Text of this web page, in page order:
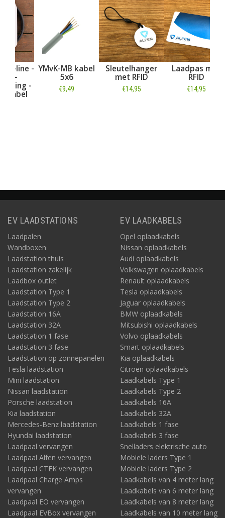
YMvK-MB kabel
Sleutelhanger
met RFID
Laadpas met
EV LAADSTATIONS
Laadpalen
Wandboxen
Laadstation thuis
Laadstation zakelijk
Laadbox outlet
Laadstation Type 1
Laadstation Type 2
Laadstation 16A
Laadstation 32A
Laadstation 1 fase
Laadstation 3 fase
Laadstation op zonnepanelen
Tesla laadstation
Mini laadstation
Nissan laadstation
Porsche laadstation
Kia laadstation
Mercedes-Benz laadstation
Hyundai laadstation
Laadpaal vervangen
Laadpaal Alfen vervangen
Laadpaal CTEK vervangen
Laadpaal Charge Amps
vervangen
Laadpaal EO vervangen
Laadpaal EVBox vervangen
EV LAADKABELS
Opel oplaadkabels
Nissan oplaadkabels
Audi oplaadkabels
Volkswagen oplaadkabels
Renault oplaadkabels
Tesla oplaadkabels
Jaguar oplaadkabels
BMW oplaadkabels
Mitsubishi oplaadkabels
Volvo oplaadkabels
Smart oplaadkabels
Kia oplaadkabels
Citroën oplaadkabels
Laadkabels Type 1
Laadkabels Type 2
Laadkabels 16A
Laadkabels 32A
Laadkabels 1 fase
Laadkabels 3 fase
Snelladers elektrische auto
Mobiele laders Type 1
Mobiele laders Type 2
Laadkabels van 4 meter lang
Laadkabels van 6 meter lang
Laadkabels van 8 meter lang
Laadkabels van 10 meter lang